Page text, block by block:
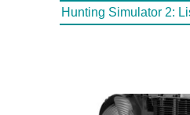
Hunting Simulator 2: